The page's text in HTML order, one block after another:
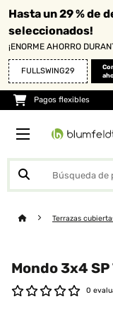
Hasta un 29 % de
seleccionados!
¡ENORME AHORRO
FULLSWING29
Pagos flexibles
Terrazas
Mondo 3x4
0